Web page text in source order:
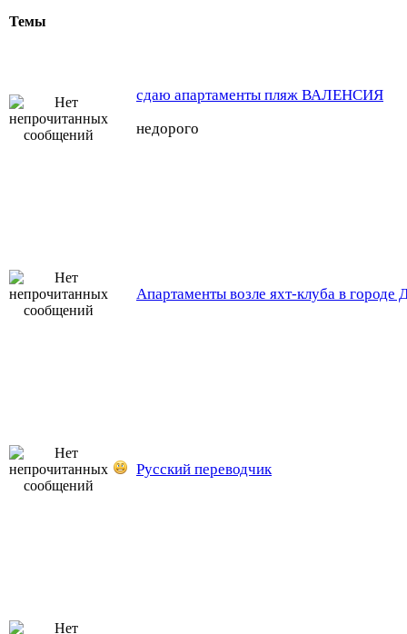
Темы
сдаю апартаменты пляж ВАЛЕНСИЯ
недорого
Aпартаменты возле яхт-клуба в городе
Русский переводчик